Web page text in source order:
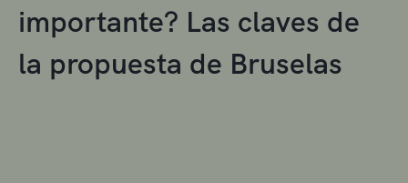
importante? Las claves de
la propuesta de Bruselas